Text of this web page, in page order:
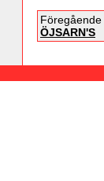
Föregående
ÖJSARN'S